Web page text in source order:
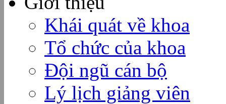
Khái quát về khoa
Tổ chức của khoa
Đội ngũ cán bộ
Lý lịch giảng viên